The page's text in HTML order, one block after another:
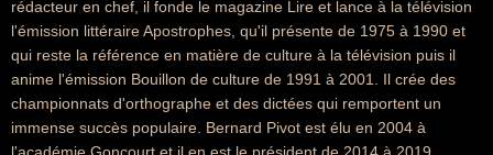
rédacteur en chef, il fonde le magazine Lire et lance à la télévision
l'émission littéraire Apostrophes, qu'il présente de 1975 à 1990 et
qui reste la référence en matière de culture à la télévision puis il
anime l'émission Bouillon de culture de 1991 à 2001. Il crée des
championnats d'orthographe et des dictées qui remportent un
immense succès populaire. Bernard Pivot est élu en 2004 à